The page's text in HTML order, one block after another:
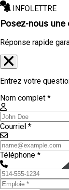
INFOLETTRE
Posez-nous une
Réponse rapide
Entrez votre
Nom complet *
Courriel *
Téléphone *